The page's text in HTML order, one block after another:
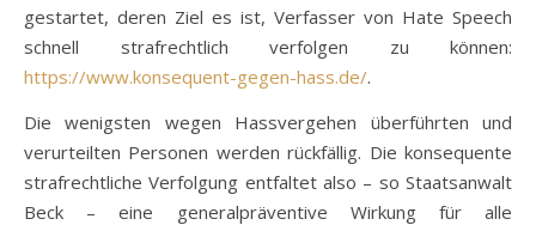
gestartet, deren Ziel es ist, Verfasser von Hate Speech
schnell strafrechtlich verfolgen zu können:
https://www.konsequent-gegen-hass.de/.
Die wenigsten wegen Hassvergehen überführten und
verurteilten Personen werden rückfällig. Die konsequente
strafrechtliche Verfolgung entfaltet also – so Staatsanwalt
Beck – eine generalpräventive Wirkung für alle